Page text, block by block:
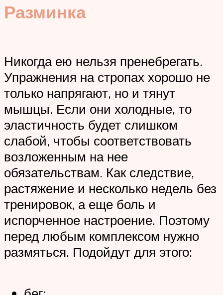
Разминка
Никогда ею нельзя пренебрегать.
Упражнения на стропах хорошо не
только напрягают, но и тянут
мышцы. Если они холодные, то
эластичность будет слишком
слабой, чтобы соответствовать
возложенным на нее
обязательствам. Как следствие,
растяжение и несколько недель без
тренировок, а еще боль и
испорченное настроение. Поэтому
перед любым комплексом нужно
размяться. Подойдут для этого: